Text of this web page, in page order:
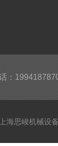
：
海思峻机械设